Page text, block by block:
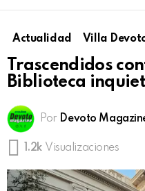
Actualidad Villa
Trascendidos
Biblioteca
Por Devoto
1.2k Visualizaciones